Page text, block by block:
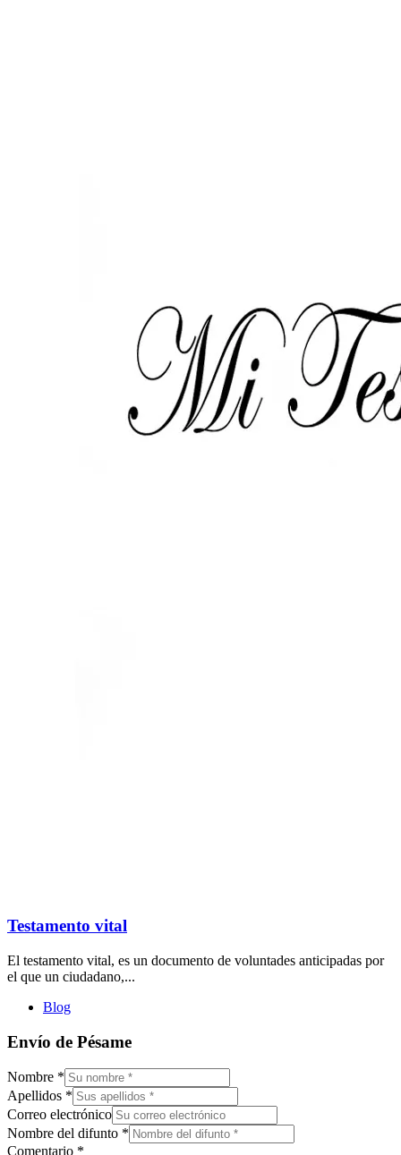
Testamento vital
El testamento vital, es un documento de voluntades anticipadas por
el que un ciudadano,...
Blog
Envío de Pésame
Nombre *
Apellidos *
Correo electrónico
Nombre del difunto *
Comentario *